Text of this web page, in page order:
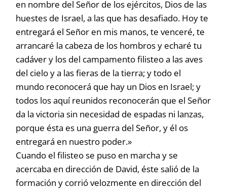
en nombre del Señor de los ejércitos, Dios de las
huestes de Israel, a las que has desafiado. Hoy te
entregará el Señor en mis manos, te venceré, te
arrancaré la cabeza de los hombros y echaré tu
cadáver y los del campamento filisteo a las aves
del cielo y a las fieras de la tierra; y todo el
mundo reconocerá que hay un Dios en Israel; y
todos los aquí reunidos reconocerán que el Señor
da la victoria sin necesidad de espadas ni lanzas,
porque ésta es una guerra del Señor, y él os
entregará en nuestro poder.»
Cuando el filisteo se puso en marcha y se
acercaba en dirección de David, éste salió de la
formación y corrió velozmente en dirección del